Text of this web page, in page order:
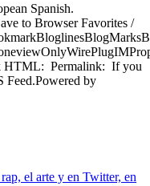
Spanish.
to Browser Favorites /
HTML: Permalink: If you
Feed.Powered by
el arte y en Twitter, en